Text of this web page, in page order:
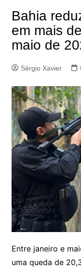
Bahia
em mais
maio de
Sérgio Xavier
Entre janeiro e
uma queda de